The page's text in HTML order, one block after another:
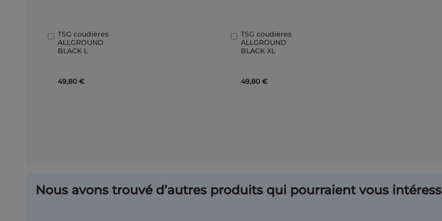
TSG coudières
ALLGROUND
BLACK L
49,80 €
Ajouter
au
panier
TSG coudières
ALLGROUND
BLACK XL
49,80 €
Ajouter
au
panier
Nous avons trouvé d’autres produits qui pourraient vous